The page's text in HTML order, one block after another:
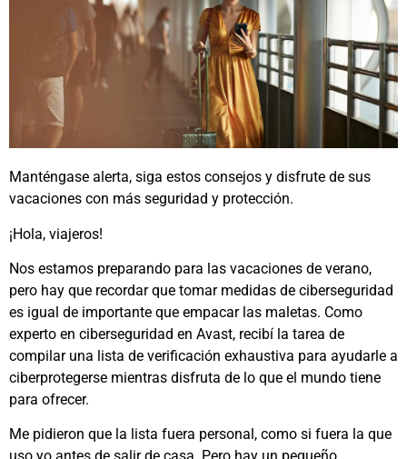
Manténgase alerta, siga estos consejos y disfrute de sus
vacaciones con más seguridad y protección.
¡Hola, viajeros!
Nos estamos preparando para las vacaciones de verano,
pero hay que recordar que tomar medidas de ciberseguridad
es igual de importante que empacar las maletas. Como
experto en ciberseguridad en Avast, recibí la tarea de
compilar una lista de verificación exhaustiva para ayudarle a
ciberprotegerse mientras disfruta de lo que el mundo tiene
para ofrecer.
Me pidieron que la lista fuera personal, como si fuera la que